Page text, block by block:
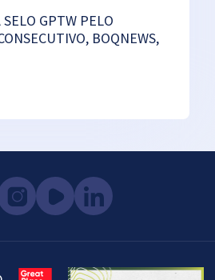
GPTW PELO
BOQNEWS,